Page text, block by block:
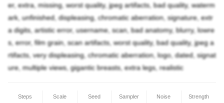
er, extra, missing, worst quality, jpeg artifacts, bad quality, waterm
ark, unfinished, displeasing, chromatic aberration, signature, extr
a digits, artistic error, username, scan, bad anatomy, blurry, lowre
s, error, film grain, scan artifacts, worst quality, bad quality, jpeg a
rtifacts, very displeasing, chromatic aberration, logo, dated, signat
ure, multiple views, gigantic breasts, extra legs, realistic
Steps
Scale
Seed
Sampler
Noise Strength